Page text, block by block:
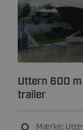
Uttern 600
trailer
Mærke: